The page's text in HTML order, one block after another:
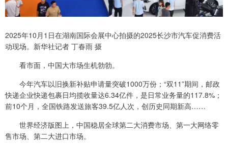
2025年10月1日在湖南国际会展中心拍摄的2025长沙市汽车促消费活
动现场。新华社记者 丁春雨 摄
看市面，中国大市场生机勃勃。
今年汽车以旧换新补贴申请量突破1000万份；“双11”期间，邮政
快递企业快递包裹日均揽收量达6.34亿件，是日常业务量的117.8%；
前10个月，全国铁路发送旅客39.5亿人次，创历史同期新高……
世界经济版图上，中国稳居全球第二大消费市场、第一大网络零
售市场、第二大进口市场。